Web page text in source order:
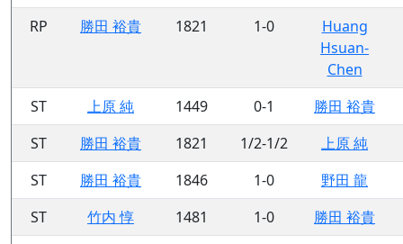
RP
勝田 裕貴 1821 1-0
Huang
Hsuan-
Chen
ST
上原 純 1449 0-1
勝田 裕貴
ST
勝田 裕貴 1821 1/2-1/2
上原 純
ST
勝田 裕貴 1846 1-0
野田 龍
ST
竹内 惇 1481 1-0
勝田 裕貴